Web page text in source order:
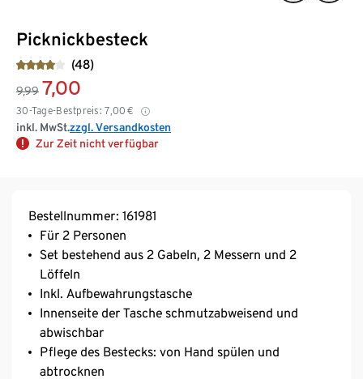
Picknickbesteck
(48)
9,99 7,00
30-Tage-Bestpreis: 7,00 €
inkl. MwSt.zzgl. Versandkosten
Zur Zeit nicht verfügbar
Bestellnummer: 161981
Für 2 Personen
Set bestehend aus 2 Gabeln, 2 Messern und 2
Löffeln
Inkl. Aufbewahrungstasche
Innenseite der Tasche schmutzabweisend und
abwischbar
Pflege des Bestecks: von Hand spülen und
abtrocknen